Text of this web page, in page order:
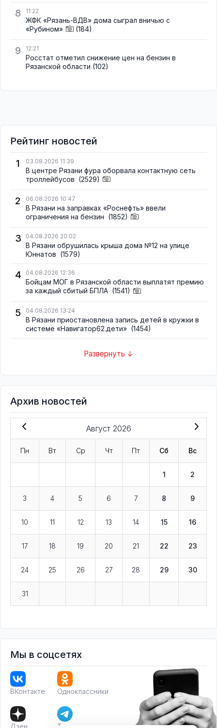
8 11:22
ЖФК «Рязань-ВДВ» дома сыграл вничью с
«Рубином»
(184)
9 12:21
Росстат отметил снижение цен на бензин в
Рязанской области (102)
Рейтинг новостей
1
03.08.2026 11:39
В центре Рязани фура оборвала контактную сеть
троллейбусов (2529)
2 06.08.2026 10:47
В Рязани на заправках «Роснефть» ввели
ограничения на бензин (1852)
3 04.08.2026 20:02
В Рязани обрушилась крыша дома №12 на улице
Юннатов (1579)
4 04.08.2026 12:36
Бойцам МОГ в Рязанской области выплатят премию
за каждый сбитый БПЛА (1541)
5 04.08.2026 13:24
В Рязани приостановлена запись детей в кружки в
системе «Навигатор62.дети» (1454)
Развернуть ↓
Архив новостей
Август 2026
Пн Вт Ср Чт Пт Сб Вс
1 2
3 4 5 6 7 8 9
10 11 12 13 14 15 16
17 18 19 20 21 22 23
24 25 26 27 28 29 30
31
Мы в соцсетях
ВКонтакте Одноклассники
Дзен Телеграм